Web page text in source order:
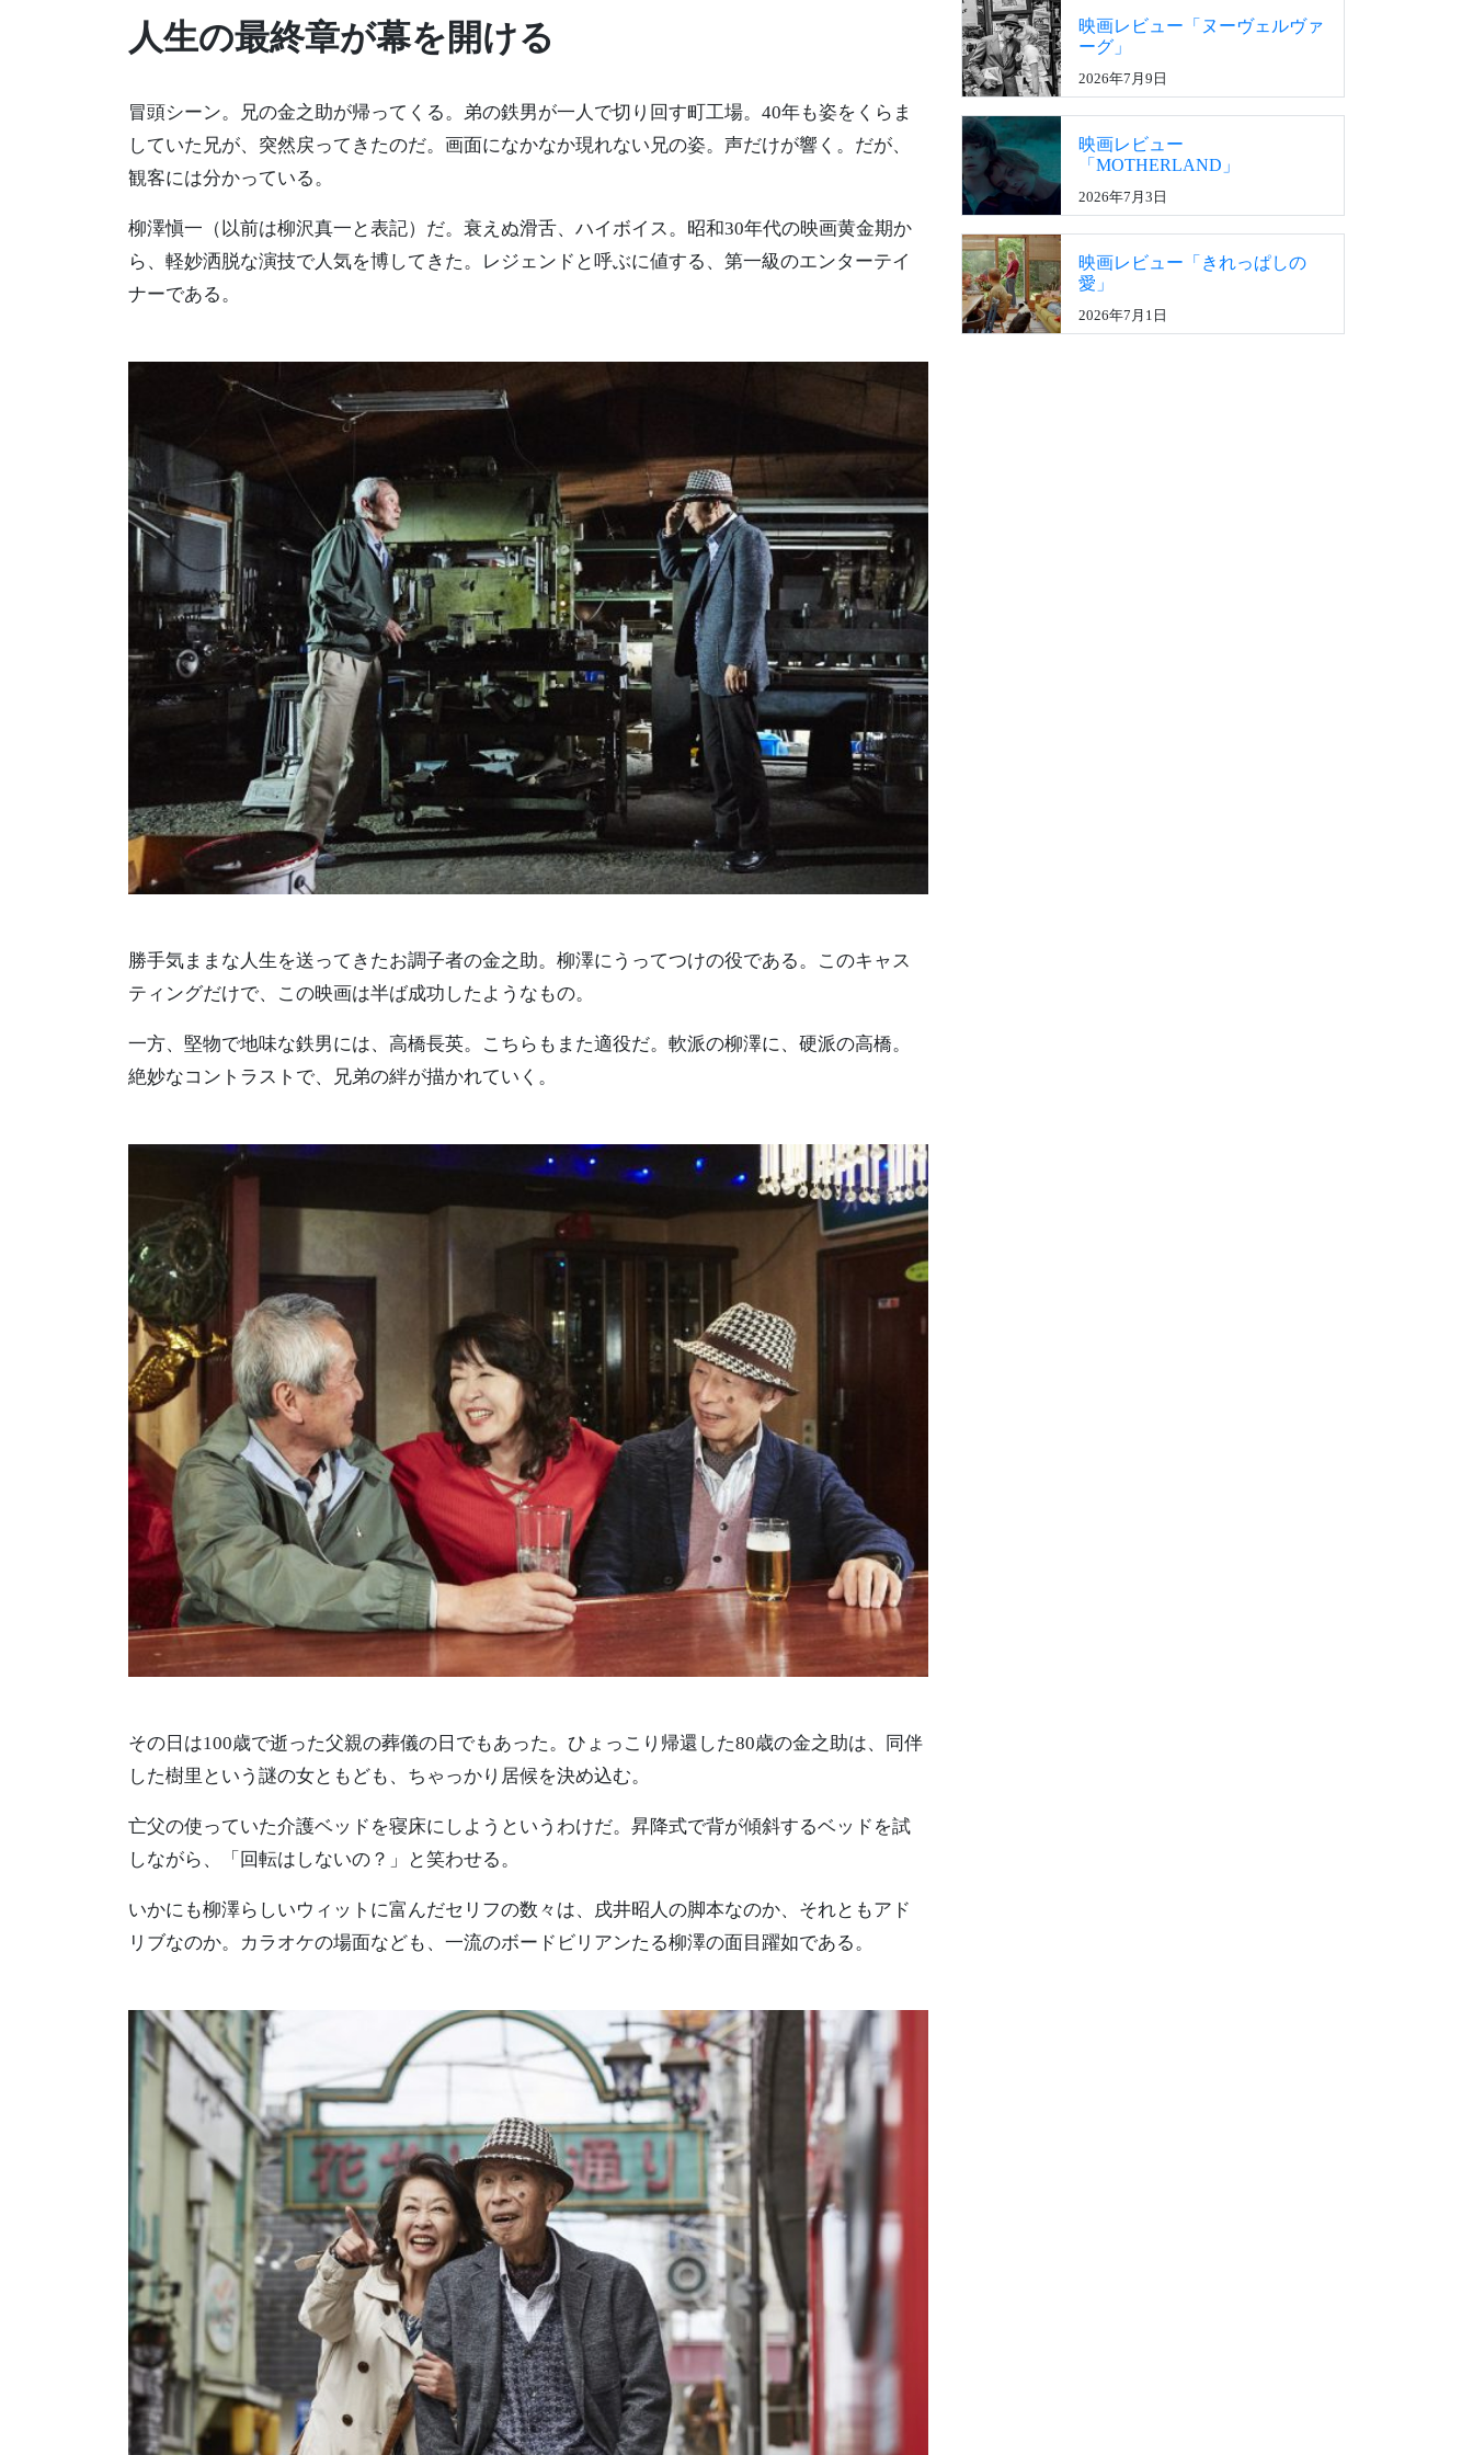
人生の最終章が幕を開ける
冒頭シーン。兄の金之助が帰ってくる。弟の鉄男が一人で切り回す町工場。40年も姿をくらま
していた兄が、突然戻ってきたのだ。画面になかなか現れない兄の姿。声だけが響く。だが、
観客には分かっている。
柳澤愼一（以前は柳沢真一と表記）だ。衰えぬ滑舌、ハイボイス。昭和30年代の映画黄金期か
ら、軽妙洒脱な演技で人気を博してきた。レジェンドと呼ぶに値する、第一級のエンターテイ
ナーである。
勝手気ままな人生を送ってきたお調子者の金之助。柳澤にうってつけの役である。このキャス
ティングだけで、この映画は半ば成功したようなもの。
一方、堅物で地味な鉄男には、高橋長英。こちらもまた適役だ。軟派の柳澤に、硬派の高橋。
絶妙なコントラストで、兄弟の絆が描かれていく。
その日は100歳で逝った父親の葬儀の日でもあった。ひょっこり帰還した80歳の金之助は、同伴
した樹里という謎の女ともども、ちゃっかり居候を決め込む。
亡父の使っていた介護ベッドを寝床にしようというわけだ。昇降式で背が傾斜するベッドを試
しながら、「回転はしないの？」と笑わせる。
いかにも柳澤らしいウィットに富んだセリフの数々は、戌井昭人の脚本なのか、それともアド
リブなのか。カラオケの場面なども、一流のボードビリアンたる柳澤の面目躍如である。
映画レビュー「ヌーヴェルヴァ
ーグ」
2026年7月9日
映画レビュー
「MOTHERLAND」
2026年7月3日
映画レビュー「きれっぱしの
愛」
2026年7月1日